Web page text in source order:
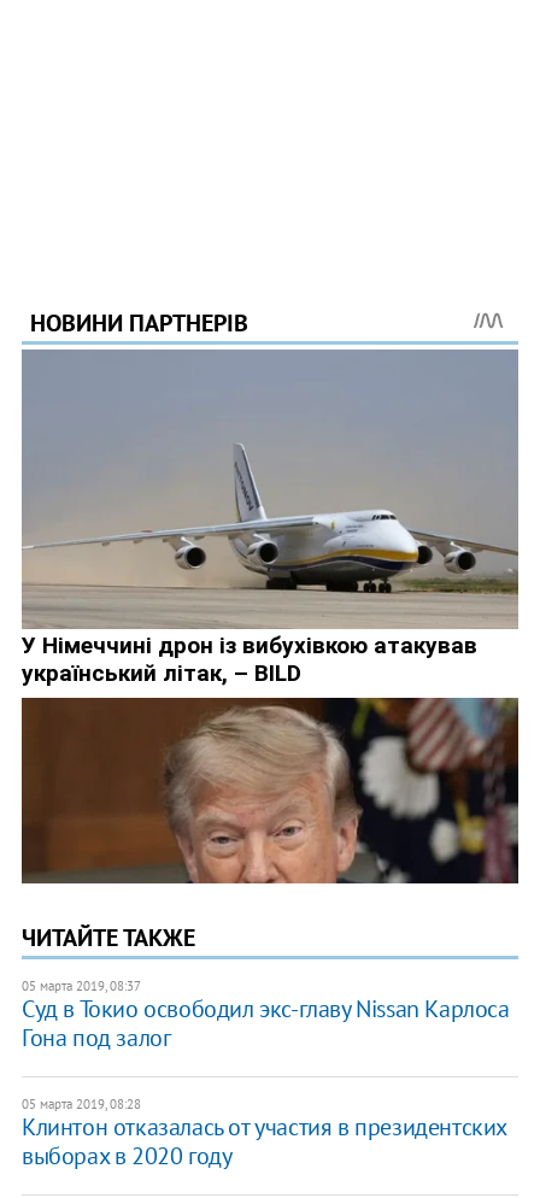
ЧИТАЙТЕ ТАКЖЕ
05 марта 2019, 08:37
Суд в Токио освободил экс-главу Nissan Карлоса
Гона под залог
05 марта 2019, 08:28
Клинтон отказалась от участия в президентских
выборах в 2020 году